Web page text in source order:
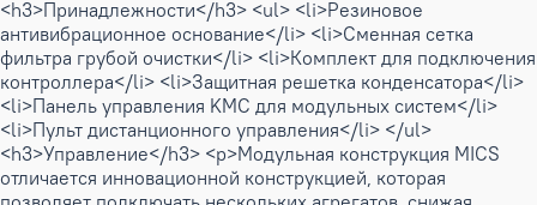
<h3>Принадлежности</h3> <ul> <li>Резиновое
антивибрационное основание</li> <li>Сменная сетка
фильтра грубой очистки</li> <li>Комплект для подключения
контроллера</li> <li>Защитная решетка конденсатора</li>
<li>Панель управления KMC для модульных систем</li>
<li>Пульт дистанционного управления</li> </ul>
<h3>Управление</h3> <p>Модульная конструкция MICS
отличается инновационной конструкцией, которая